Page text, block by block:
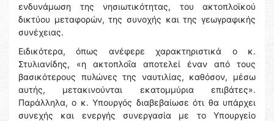
ενδυνάμωση της νησιωτικότητας, του ακτοπλοϊκού
δικτύου μεταφορών, της συνοχής και της γεωγραφικής
συνέχειας.
Ειδικότερα, όπως ανέφερε χαρακτηριστικά ο κ.
Στυλιανίδης, «η ακτοπλοΐα αποτελεί έναν από τους
βασικότερους πυλώνες της ναυτιλίας, καθόσον, μέσω
αυτής, μετακινούνται εκατομμύρια επιβάτες».
Παράλληλα, ο κ. Υπουργός διαβεβαίωσε ότι θα υπάρχει
συνεχής και ενεργής συνεργασία με το Υπουργείο